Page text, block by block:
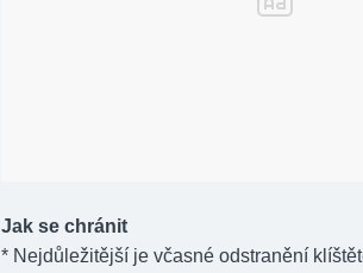
Jak se chránit
* Nejdůležitější je včasné odstranění